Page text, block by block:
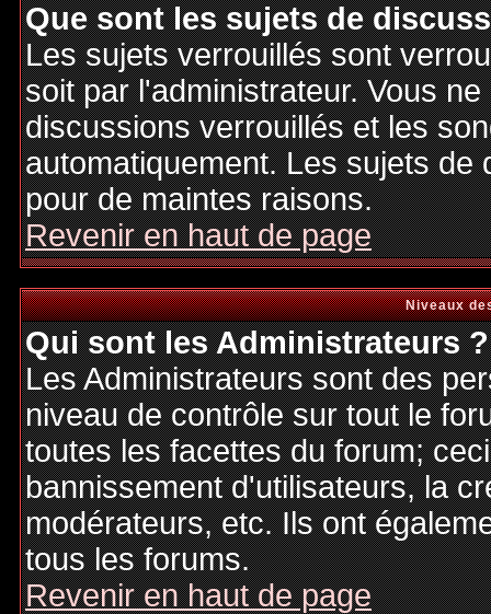
Que sont les sujets de
Les sujets verrouillés sont
soit par l'administrateur. Vous
discussions verrouillés et les
automatiquement. Les sujets
pour de maintes raisons.
Revenir en haut de page
Niveaux
Qui sont les Administrateurs ?
Les Administrateurs sont des
niveau de contrôle sur tout le
toutes les facettes du forum;
bannissement d'utilisateurs, la
modérateurs, etc. Ils ont
tous les forums.
Revenir en haut de page